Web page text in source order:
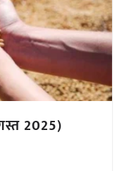
2025)